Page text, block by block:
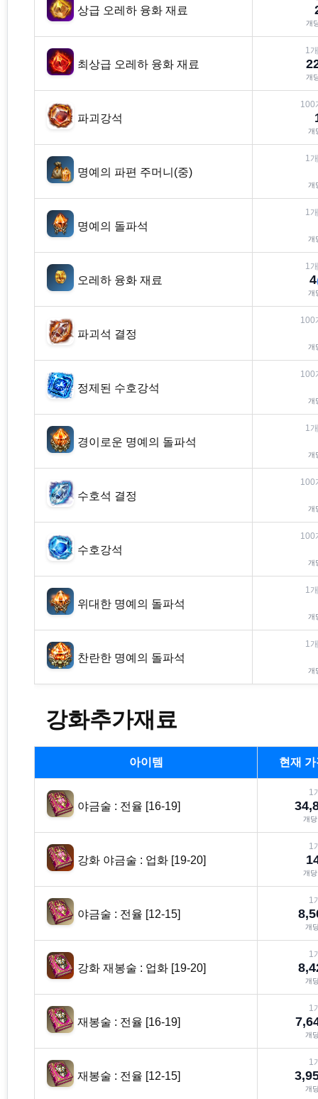
상급 오레하 융화 재료
개
최상급 오레하 융화 재료
1
개
파괴강석
100
개
명예의 파편 주머니(중)
1
개
명예의 돌파석
1
개
오레하 융화 재료
1
4
개
파괴석 결정
100
개
정제된 수호강석
100
개
경이로운 명예의 돌파석
1
개
수호석 결정
100
개
수호강석
100
개
위대한 명예의 돌파석
1
개
찬란한 명예의 돌파석
1
개
강화추가재료
아이템 현재
야금술 : 전율 [16-19]
1
개
강화 야금술 : 업화 [19-20]
1
개
야금술 : 전율 [12-15]
1
개
강화 재봉술 : 업화 [19-20]
1
개
재봉술 : 전율 [16-19]
1
개
재봉술 : 전율 [12-15]
1
개